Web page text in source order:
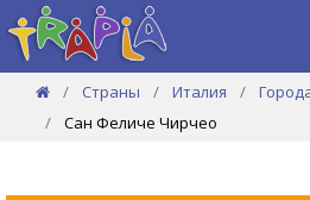
Страны Италия
Сан Феличе Чирчео